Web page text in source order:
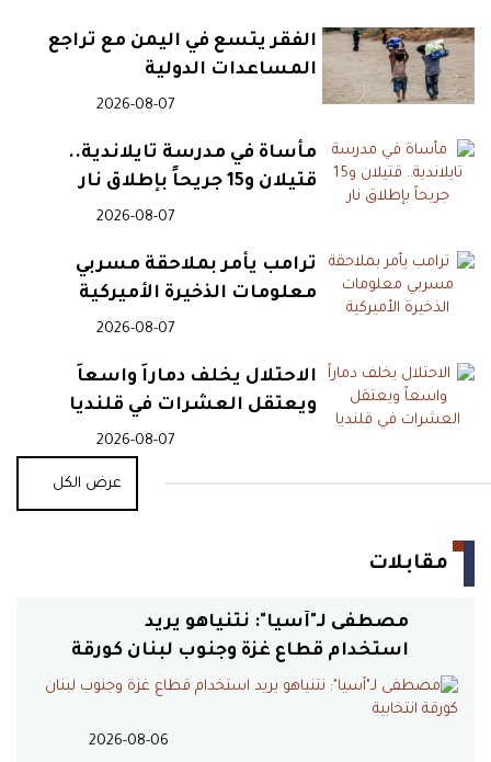
البنزين في لبنان
ادعاءات مضللة تربط فيديو
قديماً بتوترات الحدود السورية
العراقية
21:40
دمشق تواصل إعادة هيكلة
الجيش وتبديل قيادات الفرق
21:37 ذخائر وقنابل من الحرب
العالمية الثانية تظهر في الدانوب
21:31دمشق وحزب الله بين الرسائل
السياسية وتعقيدات الواقع
من بلدية تركية
ترامب وهيغسيث بسبب الحرب على
الفقر يتسع في اليمن مع تراجع
المساعدات الدولية
2026-08-07
مأساة في مدرسة تايلاندية..
قتيلان و15 جريحاً بإطلاق نار
2026-08-07
ترامب يأمر بملاحقة مسربي
معلومات الذخيرة الأميركية
2026-08-07
الاحتلال يخلف دماراً واسعاً
ويعتقل العشرات في قلنديا
2026-08-07
عرض الكل
مقابلات
مصطفى لـ"آسيا": نتنياهو يريد
استخدام قطاع غزة وجنوب لبنان كورقة
انتخابية
2026-08-06